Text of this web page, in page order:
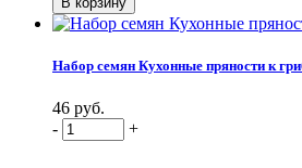
Набор семян Кухонные пряности к
46 руб.
-
+